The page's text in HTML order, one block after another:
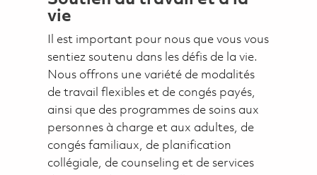
vie
Il est important pour nous que vous vous
sentiez soutenu dans les défis de la vie.
Nous offrons une variété de modalités
de travail flexibles et de congés payés,
ainsi que des programmes de soins aux
personnes à charge et aux adultes, de
congés familiaux, de planification
collégiale, de counseling et de services